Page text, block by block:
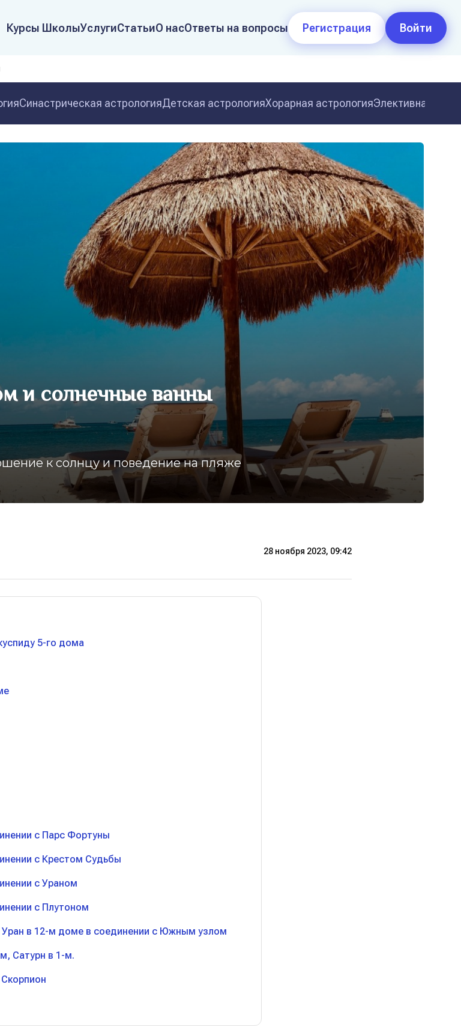
Курсы ШколыУслугиСтатьиО насОтветы на вопросы Регистрация Войти
Синастрическая астрологияДетская астрологияХорарная астрологияЭлективная
и солнечные ванны
к солнцу и поведение на пляже
28 ноября 2023, 09:42
5-го дома
с Парс Фортуны
с Крестом Судьбы
с Ураном
с Плутоном
Уран в 12-м доме в соединении с Южным узлом
Сатурн в 1-м.